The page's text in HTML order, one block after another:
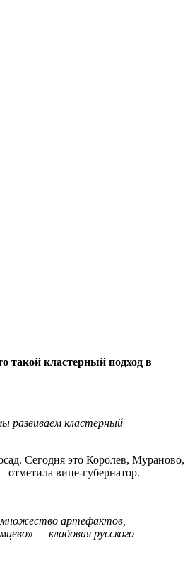
такой кластерный подход в
развиваем кластерный
Сегодня это Королев, Мураново,
отметила вице-губернатор.
множество артефактов,
— кладовая русского